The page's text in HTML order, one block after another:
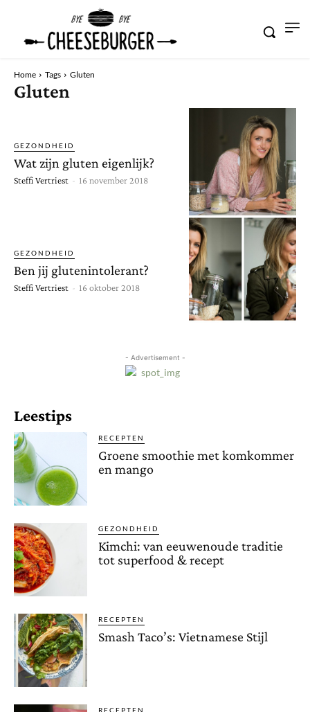
Home Tags Gluten
Gluten
GEZONDHEID
Wat zijn gluten eigenlijk?
Steffi Vertriest - 16 november 2018
GEZONDHEID
Ben jij glutenintolerant?
Steffi Vertriest - 16 oktober 2018
- Advertisement -
Leestips
RECEPTEN
Groene smoothie met komkommer
en mango
GEZONDHEID
Kimchi: van eeuwenoude traditie
tot superfood & recept
RECEPTEN
Smash Taco’s: Vietnamese Stijl
RECEPTEN